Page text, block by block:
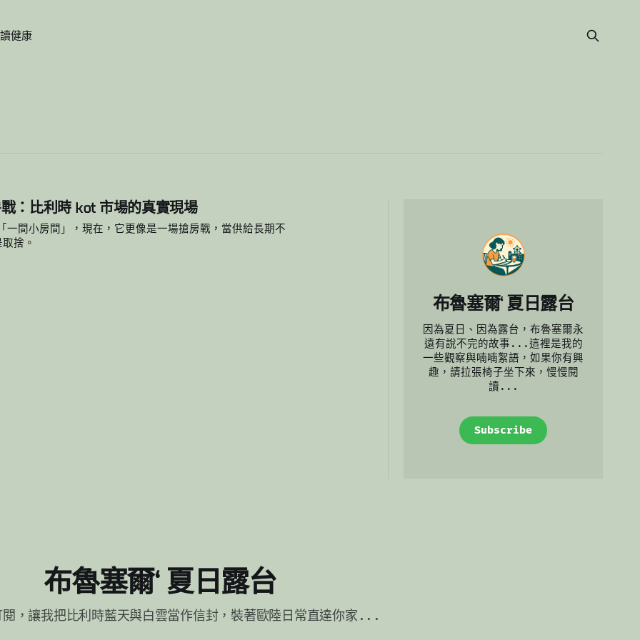
健康
：比利時 kot 市場的真實現場
間小房間」，現在，它更像是一場搶房戰，當供給長期不
捨。
布魯塞爾‘ 夏日露台
因為夏日、因為露台，布魯塞爾永
遠有說不完的故事...這裡是我的
一些觀察與喃喃絮語，如果你有興
趣，請拉張椅子坐下來，慢慢閱
讀...
Subscribe
布魯塞爾‘ 夏日露台
閱，讓我把比利時藍天與白雲當作信封，裝著歐陸日常直達你家...